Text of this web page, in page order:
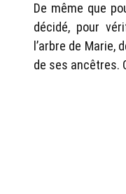
De même que
décidé, pour
l’arbre de
de ses ancêtres.